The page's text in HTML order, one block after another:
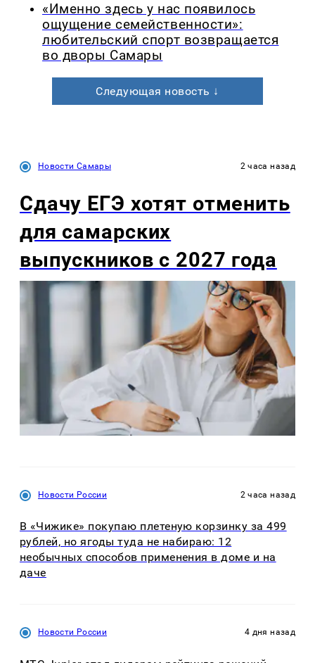
«Именно здесь у нас появилось
ощущение семейственности»:
любительский спорт возвращается
во дворы Самары
Следующая новость ↓
Новости Самары 2 часа назад
Сдачу ЕГЭ хотят отменить
для самарских
выпускников с 2027 года
Новости России 2 часа назад
В «Чижике» покупаю плетеную корзинку за 499
рублей, но ягоды туда не набираю: 12
необычных способов применения в доме и на
даче
Новости России 4 дня назад